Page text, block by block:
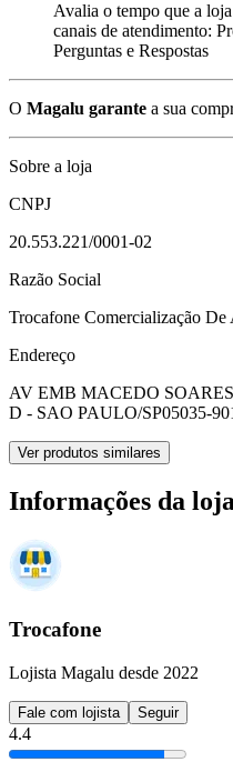
Avalia o tempo que a
canais de atendimento:
Perguntas e Respostas
O Magalu garante a sua
Sobre a loja
CNPJ
20.553.221/0001-02
Razão Social
Trocafone Comercialização
Endereço
AV EMB MACEDO
D - SAO PAULO/SP05035-
Ver produtos similares
Informações da
Trocafone
Lojista Magalu desde 2022
Fale com lojista Seguir
4.4